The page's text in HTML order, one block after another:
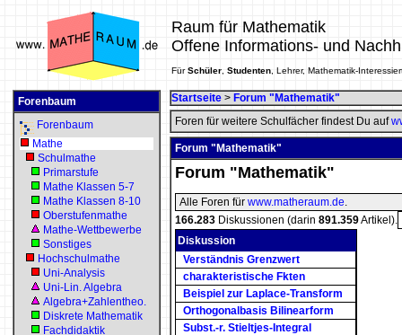
Raum für Mathematik
Offene Informations- und
FürSchüler Studenten , Lehrer, Mathematik-
Forenbaum
Forenbaum
Mathe
Schulmathe
Primarstufe
Mathe Klassen 5-7
Mathe Klassen 8-10
Oberstufenmathe
Mathe-Wettbewerbe
Sonstiges
Hochschulmathe
Uni-Analysis
Uni-Lin. Algebra
Algebra+Zahlentheo.
Diskrete Mathematik
Fachdidaktik
Startseite > Forum "Mathematik"
Foren für weitere Schulfächer findest Du auf
Forum "Mathematik"
Forum "Mathematik"
Alle Foren für www.matheraum.de.
166.283 Diskussionen (darin 891.359Artikel).
Diskussion
Verständnis Grenzwert
charakteristische Fkten
Beispiel zur Laplace-Transform
Orthogonalbasis Bilinearform
Subst.-r. Stieltjes-Integral